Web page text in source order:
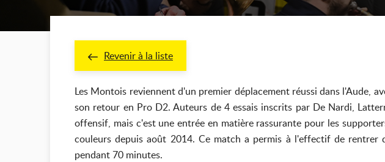
Revenir à la liste
Les Montois reviennent d'un premier déplacement réussi dans l'Aude,
son retour en Pro D2. Auteurs de 4 essais inscrits par De Nardi,
offensif, mais c'est une entrée en matière rassurante pour les
couleurs depuis août 2014. Ce match a permis à l'effectif de
pendant 70 minutes.